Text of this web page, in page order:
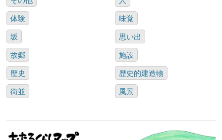
体験
味覚
坂
思い出
故郷
施設
歴史
歴史的建造物
街並
風景